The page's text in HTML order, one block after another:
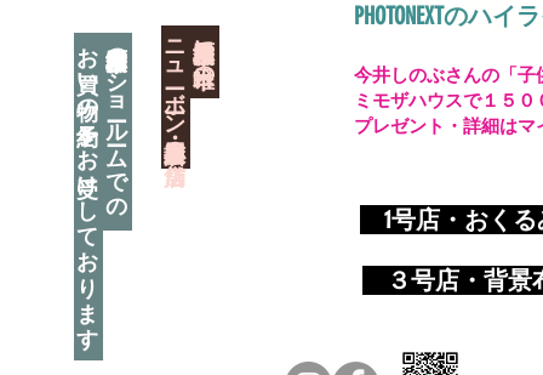
神奈川県相模原市に日本唯一の
​ニューボーン撮影用小道具店・３店舗
PHOTONEXTのハ
神奈川県相模原市のショールームでの
お買い物の予約をお受けしております 1号店・おく
​ ３号店・背
今井しのぶさんの「
ミモザハウスで１５
プレゼント・詳細は